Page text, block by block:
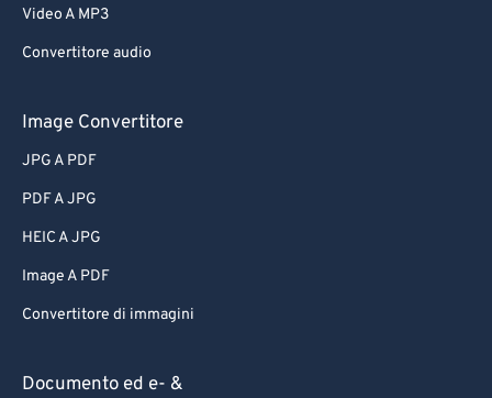
Video A MP3
Convertitore audio
Image Convertitore
JPG A PDF
PDF A JPG
HEIC A JPG
Image A PDF
Convertitore di immagini
Documento ed e- &